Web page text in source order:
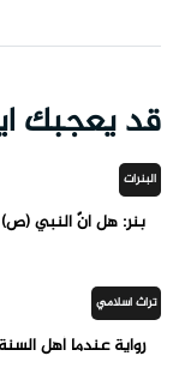
قد يعجبك
البنرات
بنر: هل أنّ النبي
تراث اسلامي
رواية عندما أهل